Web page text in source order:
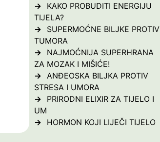
KAKO PROBUDITI ENERGIJU
TIJELA?
SUPERMOĆNE BILJKE PROTIV
TUMORA
NAJMOĆNIJA SUPERHRANA
ZA MOZAK I MIŠIĆE!
ANĐEOSKA BILJKA PROTIV
STRESA I UMORA
PRIRODNI ELIXIR ZA TIJELO I
UM
HORMON KOJI LIJEČI TIJELO